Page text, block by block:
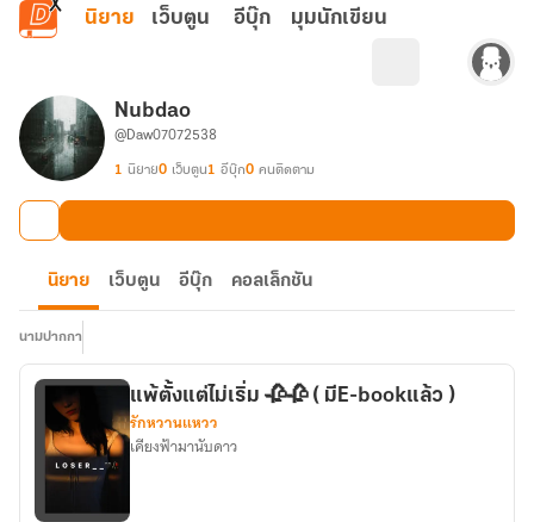
ข้ามไปยังเนื้อหาหลัก
นิยาย เว็บตูน อีบุ๊ก มุมนักเขียน
์Nubdao
@Daw07072538
1 นิยาย0 เว็บตูน1 อีบุ๊ก0 คนติดตาม
นิยาย เว็บตูน อีบุ๊ก คอลเล็กชัน
นามปากกา
แพ้ตั้งแต่ไม่เริ่ม 🥀🥀 ( มีE-bookแล้ว )
รักหวานแหวว
เคียงฟ้ามานับดาว